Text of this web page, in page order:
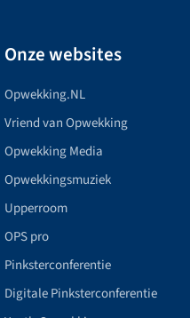
Onze websites
Opwekking.NL
Vriend van Opwekking
Opwekking Media
Opwekkingsmuziek
Upperroom
OPS pro
Pinksterconferentie
Digitale Pinksterconferentie